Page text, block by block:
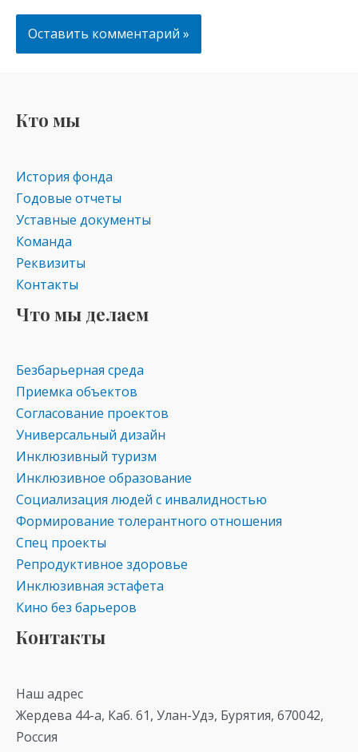
Кто мы
История фонда
Годовые отчеты
Уставные документы
Команда
Реквизиты
Контакты
Что мы делаем
Безбарьерная среда
Приемка объектов
Согласование проектов
Универсальный дизайн
Инклюзивный туризм
Инклюзивное образование
Социализация людей с инвалидностью
Формирование толерантного отношения
Спец проекты
Репродуктивное здоровье
Инклюзивная эстафета
Кино без барьеров
Контакты
Наш адрес
Жердева 44-а, Каб. 61, Улан-Удэ, Бурятия, 670042,
Россия